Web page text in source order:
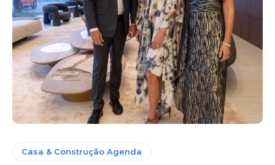
Casa & Construção Agenda